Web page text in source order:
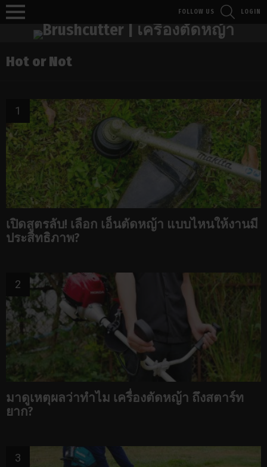
FOLLOW US
LOGIN
Hot or Not
เปิดสูตรลับ! เลือก เอ็นตัดหญ้า แบบไหนให้งานมี
ประสิทธิภาพ?
มาดูเหตุผลว่าทำไม เครื่องตัดหญ้า ถึงสตาร์ท
ยาก?